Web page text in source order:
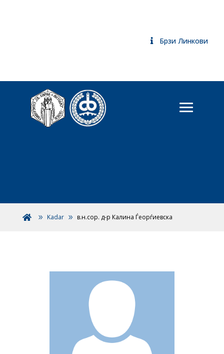
Брзи Линкови
 Kadar в.н.сор. д-р Калина Ѓеорѓиевска